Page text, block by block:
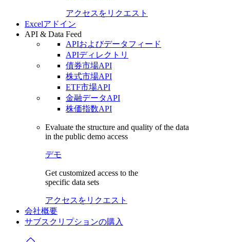
アクセスをリクエスト
Excelアドイン
API & Data Feed
APIおよびデータフィード
APIディレクトリ
債券市場API
株式市場API
ETF市場API
金融データAPI
株価指数API
Evaluate the structure and quality of the data
in the public demo access
デモ
Get customized access to the
specific data sets
アクセスをリクエスト
会社概要
サブスクリプションの購入